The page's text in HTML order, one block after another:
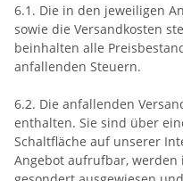
6.1. Die in den jeweiligen
sowie die Versandkosten
beinhalten alle
anfallenden Steuern.
6.2. Die anfallenden
enthalten. Sie sind über
Schaltfläche auf unserer
Angebot aufrufbar, werden